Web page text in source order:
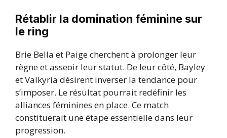
Rétablir la domination féminine sur
le ring
Brie Bella et Paige cherchent à prolonger leur
règne et asseoir leur statut. De leur côté, Bayley
et Valkyria désirent inverser la tendance pour
s’imposer. Le résultat pourrait redéfinir les
alliances féminines en place. Ce match
constituerait une étape essentielle dans leur
progression.